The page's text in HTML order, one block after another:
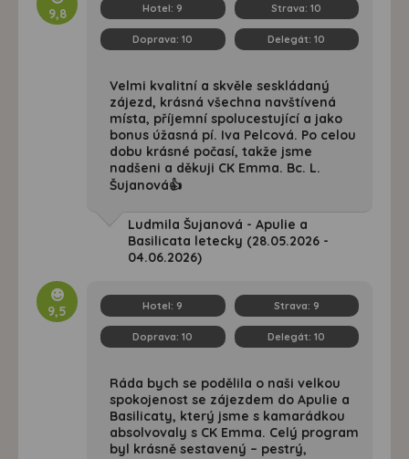
9,8 Hotel: 9 Strava:10
Doprava:10 Delegát:10
Velmi kvalitní a skvěle seskládaný
zájezd, krásná všechna navštívená
místa, příjemní spolucestující a jako
bonus úžasná pí. Iva Pelcová. Po celou
dobu krásné počasí, takže jsme
nadšeni a děkuji CK Emma. Bc. L.
Šujanová👍
Ludmila Šujanová - Apulie a
Basilicata letecky (28.05.2026 -
04.06.2026)
9,5 Hotel: 9 Strava: 9
Doprava:10 Delegát:10
Ráda bych se podělila o naši velkou
spokojenost se zájezdem do Apulie a
Basilicaty, který jsme s kamarádkou
absolvovaly s CK Emma. Celý program
byl krásně sestavený – pestrý,